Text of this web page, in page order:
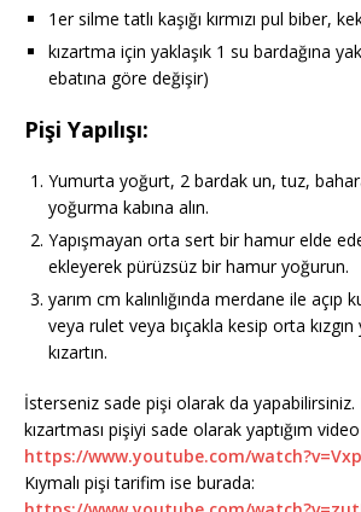
1er silme tatlı kaşığı kırmızı pul biber,
kızartma için yaklaşık 1 su bardağına
ebatına göre değişir)
Pişi Yapılışı:
Yumurta yoğurt, 2 bardak un, tuz,
yoğurma kabına alın.
Yapışmayan orta sert bir hamur elde
ekleyerek pürüzsüz bir hamur yoğurun.
yarım cm kalınlığında merdane ile açıp
veya rulet veya bıçakla kesip orta kızgın
kızartın.
İsterseniz sade pişi olarak da yapabilirsiniz.
kızartması pişiyi sade olarak yaptığım
https://www.youtube.com/
Kıymalı pişi tarifim ise burada: